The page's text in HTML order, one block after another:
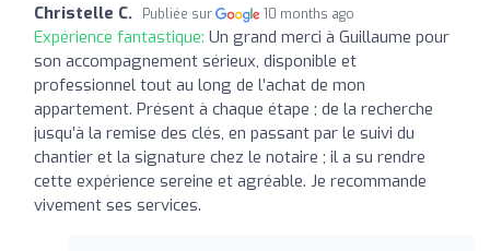
Christelle C. Publiée sur 10 months ago
Expérience fantastique: Un grand merci à Guillaume pour
son accompagnement sérieux, disponible et
professionnel tout au long de l’achat de mon
appartement. Présent à chaque étape ; de la recherche
jusqu’à la remise des clés, en passant par le suivi du
chantier et la signature chez le notaire ; il a su rendre
cette expérience sereine et agréable. Je recommande
vivement ses services.